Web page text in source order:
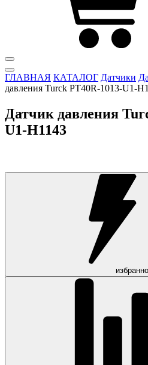
ГЛАВНАЯ КАТАЛОГ Датчики
давления Turck PT40R-1013-U1-
Датчик давления
U1-H1143